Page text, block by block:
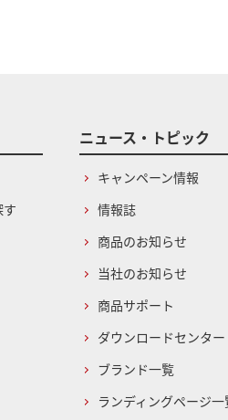
ニュース・トピック
キャンペーン情報
情報誌
商品のお知らせ
当社のお知らせ
商品サポート
ダウンロードセンター
ブランド一覧
ランディングページ一